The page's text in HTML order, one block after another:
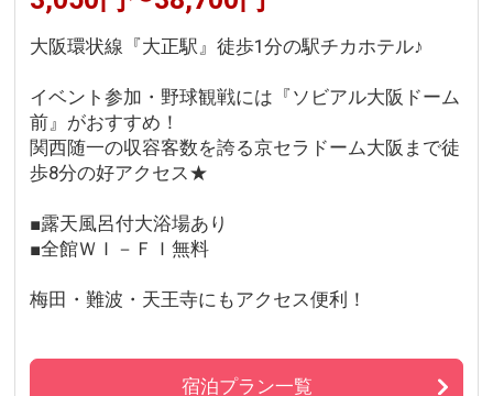
大阪環状線『大正駅』徒歩1分の駅チカホテル♪
イベント参加・野球観戦には『ソビアル大阪ドーム
前』がおすすめ！
関西随一の収容客数を誇る京セラドーム大阪まで徒
歩8分の好アクセス★
■露天風呂付大浴場あり
■全館ＷＩ－ＦＩ無料
梅田・難波・天王寺にもアクセス便利！
宿泊プラン一覧